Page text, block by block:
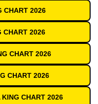
CHART 2026
CHART 2026
CHART 2026
CHART 2026
CHART 2026